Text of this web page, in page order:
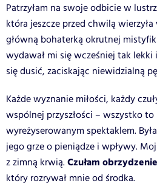
Patrzyłam na swoje odbicie w
która jeszcze przed chwilą
główną bohaterką okrutnej
wydawał mi się wcześniej tak lekki
się dusić, zaciskając niewidzialną
Każde wyznanie miłości, każdy
wspólnej przyszłości – wszystko to
wyreżyserowanym spektaklem.
jego grze o pieniądze i wpływy.
z zimną krwią.Czułam
który rozrywał mnie od środka.